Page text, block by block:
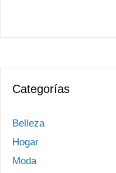
Categorías
Belleza
Hogar
Moda